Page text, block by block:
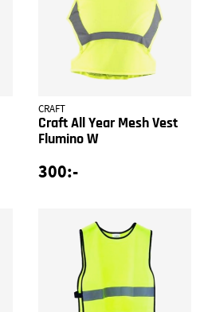
CRAFT
Craft All Year Mesh Vest
Flumino W
300:-